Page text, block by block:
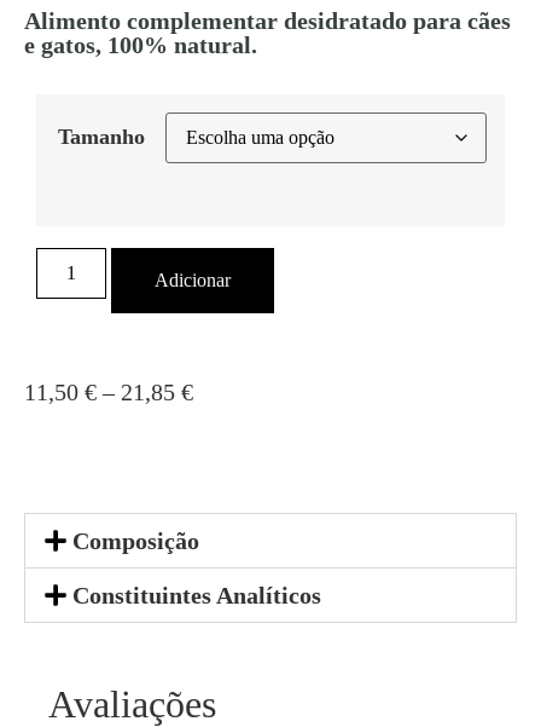
Alimento complementar desidratado para cães
e gatos, 100% natural.
Tamanho
Adicionar
11,50 € – 21,85 €
Composição
Constituintes Analíticos
Avaliações